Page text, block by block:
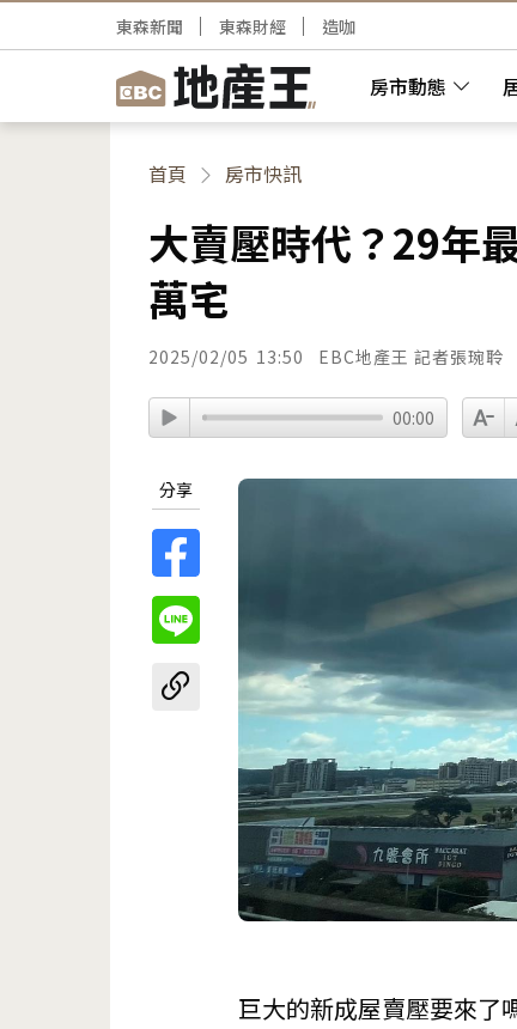
房市動態
東森新聞 東森財經 造咖
首頁 房市快訊
大賣壓時代？29年
萬宅
2025/02/05 13:50 EBC地產王 記者張琬聆
00:00
分享
巨大的新成屋賣壓要來了